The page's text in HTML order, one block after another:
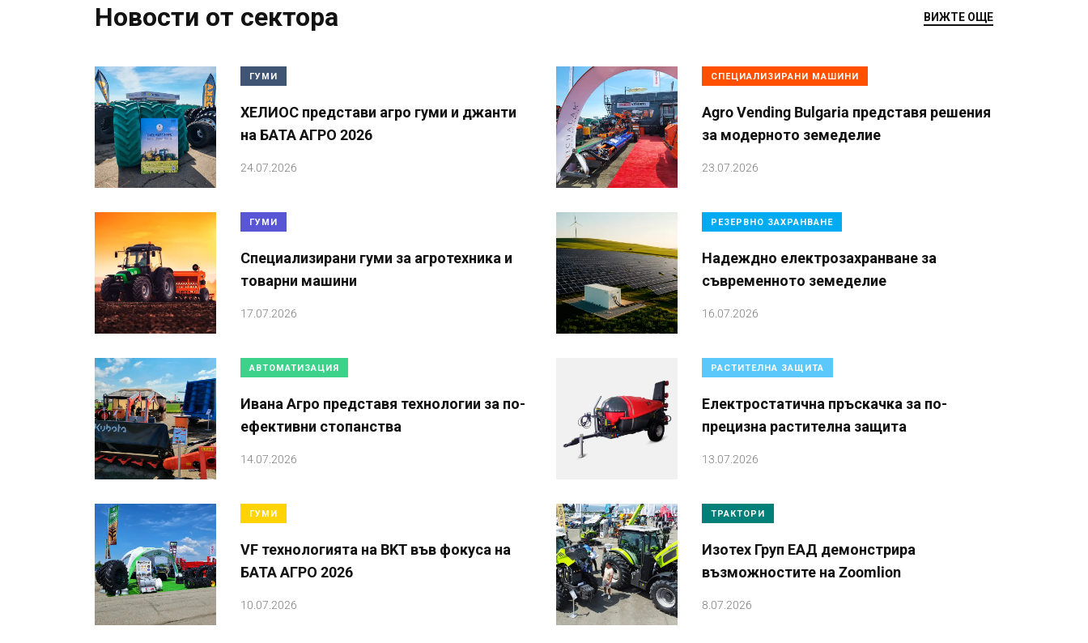
Новости от сектора ВИЖТЕ ОЩЕ
ГУМИ
ХЕЛИОС представи агро гуми и джанти
на БАТА АГРО 2026
24.07.2026
СПЕЦИАЛИЗИРАНИ МАШИНИ
Agro Vending Bulgaria представя решения
за модерното земеделие
23.07.2026
ГУМИ
Специализирани гуми за агротехника и
товарни машини
17.07.2026
РЕЗЕРВНО ЗАХРАНВАНЕ
Надеждно електрозахранване за
съвременното земеделие
16.07.2026
АВТОМАТИЗАЦИЯ
Ивана Агро представя технологии за по-
ефективни стопанства
14.07.2026
РАСТИТЕЛНА ЗАЩИТА
Електростатична пръскачка за по-
прецизна растителна защита
13.07.2026
ГУМИ
VF технологията на BKT във фокуса на
БАТА АГРО 2026
10.07.2026
ТРАКТОРИ
Изотех Груп ЕАД демонстрира
възможностите на Zoomlion
8.07.2026